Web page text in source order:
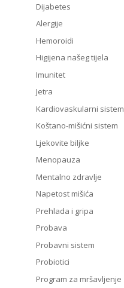
Dijabetes
Alergije
Hemoroidi
Higijena našeg tijela
Imunitet
Jetra
Kardiovaskularni sistem
Koštano-mišićni sistem
Ljekovite biljke
Menopauza
Mentalno zdravlje
Napetost mišića
Prehlada i gripa
Probava
Probavni sistem
Probiotici
Program za mršavljenje